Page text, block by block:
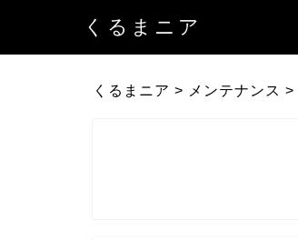
くるまニア
くるまニア > メンテナンス >